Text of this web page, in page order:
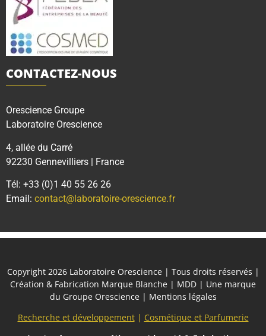
CONTACTEZ-NOUS
Orescience Groupe
Laboratoire Orescience
4, allée du Carré
92230 Gennevilliers | France
Tél: +33 (0)1 40 55 26 26
Email: contact@laboratoire-orescience.fr
Copyright 2026 Laboratoire Orescience | Tous droits réservés |
Création & Fabrication Marque Blanche | MDD | Une marque
du Groupe Orescience| Mentions légales
Recherche et développement| Cosmétique et Parfumerie